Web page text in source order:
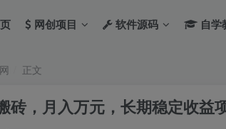
网创项目 软件源码 自学
正文
砖，月入万元，长期稳定收益